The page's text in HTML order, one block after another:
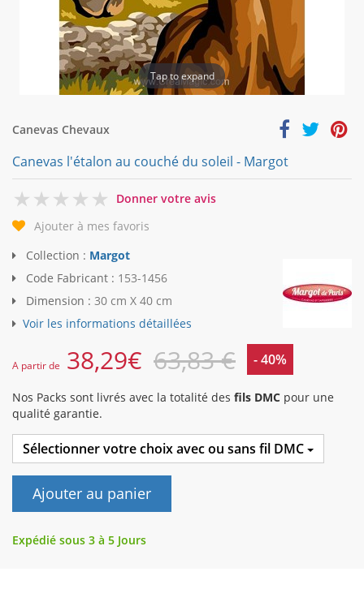
Tap to expand
Canevas Chevaux
Canevas l'étalon au couché du soleil - Margot
0
Donner votre avis
Ajouter à mes favoris
Collection : Margot
Code Fabricant : 153-1456
Dimension : 30 cm X 40 cm
Voir les informations détaillées
A partir de 38,29€ 63,83 € - 40%
Nos Packs sont livrés avec la totalité des fils DMC pour une
qualité garantie.
Sélectionner votre choix avec ou sans fil DMC
Ajouter au panier
Expédié sous 3 à 5 Jours